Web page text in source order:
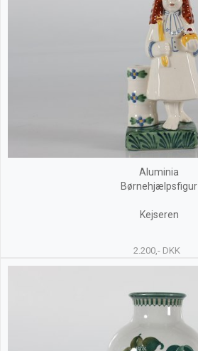
Aluminia
Børnehjælpsfigur
Kejseren
2.200,- DKK